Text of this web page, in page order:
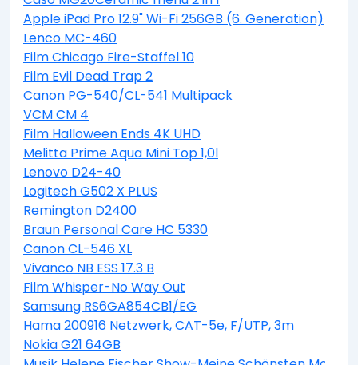
Apple iPad Pro 12.9" Wi-Fi 256GB (6. Generation)
Lenco MC-460
Film Chicago Fire-Staffel 10
Film Evil Dead Trap 2
Canon PG-540/CL-541 Multipack
VCM CM 4
Film Halloween Ends 4K UHD
Melitta Prime Aqua Mini Top 1,0l
Lenovo D24-40
Logitech G502 X PLUS
Remington D2400
Braun Personal Care HC 5330
Canon CL-546 XL
Vivanco NB ESS 17.3 B
Film Whisper-No Way Out
Samsung RS6GA854CB1/EG
Hama 200916 Netzwerk, CAT-5e, F/UTP, 3m
Nokia G21 64GB